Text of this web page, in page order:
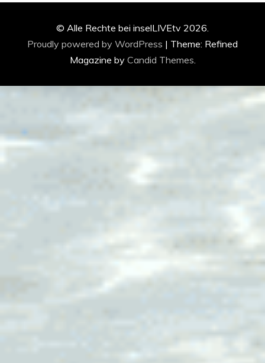
© Alle Rechte bei inselLIVEtv 2026.
Proudly powered by WordPress | Theme: Refined
Magazine by Candid Themes